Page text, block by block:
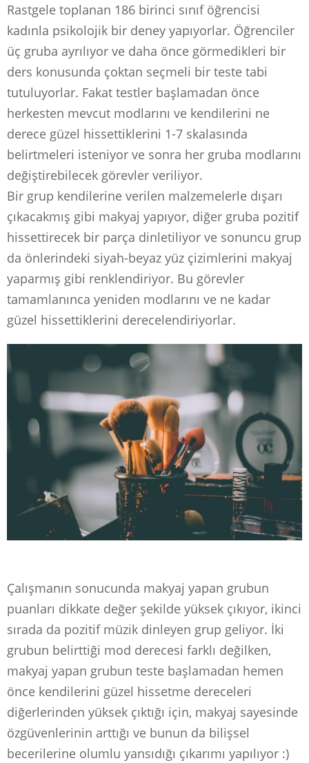
Rastgele toplanan 186 birinci sınıf öğrencisi
kadınla psikolojik bir deney yapıyorlar. Öğrenciler
üç gruba ayrılıyor ve daha önce görmedikleri bir
ders konusunda çoktan seçmeli bir teste tabi
tutuluyorlar. Fakat testler başlamadan önce
herkesten mevcut modlarını ve kendilerini ne
derece güzel hissettiklerini 1-7 skalasında
belirtmeleri isteniyor ve sonra her gruba modlarını
değiştirebilecek görevler veriliyor.⁣
Bir grup kendilerine verilen malzemelerle dışarı
çıkacakmış gibi makyaj yapıyor, diğer gruba pozitif
hissettirecek bir parça dinletiliyor ve sonuncu grup
da önlerindeki siyah-beyaz yüz çizimlerini makyaj
yaparmış gibi renklendiriyor. Bu görevler
tamamlanınca yeniden modlarını ve ne kadar
güzel hissettiklerini derecelendiriyorlar.⁣
Çalışmanın sonucunda makyaj yapan grubun
puanları dikkate değer şekilde yüksek çıkıyor, ikinci
sırada da pozitif müzik dinleyen grup geliyor. İki
grubun belirttiği mod derecesi farklı değilken,
makyaj yapan grubun teste başlamadan hemen
önce kendilerini güzel hissetme dereceleri
diğerlerinden yüksek çıktığı için, makyaj sayesinde
özgüvenlerinin arttığı ve bunun da bilişsel
becerilerine olumlu yansıdığı çıkarımı yapılıyor :)⁣